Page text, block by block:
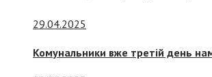
29.04.2025
Комунальники вже третій день